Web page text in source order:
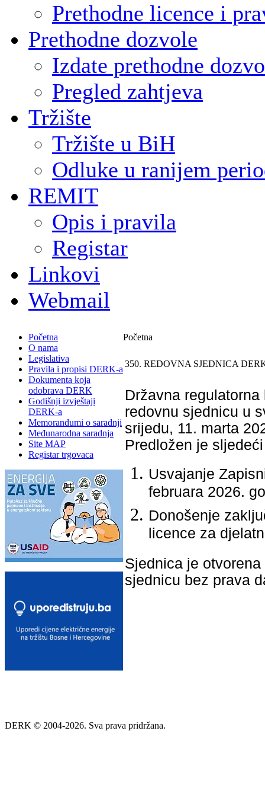
Prethodne licence i
Prethodne dozvole
Izdate prethodne
Pregled zahtjeva
Tržište
Tržište u BiH
Odluke u ranijem
REMIT
Opis i pravila
Registar
Linkovi
Webmail
Početna
O nama
Legislativa
Pravila i propisi DERK-a
Dokumenta koja
odobrava DERK
Godišnji izvještaji
DERK-a
Memorandumi o saradnji
Međunarodna saradnja
Site MAP
Registar trgovaca
Početna
350. REDOVNA SJEDNICA
Državna
redovnu sjednicu u
srijedu, 11. marta
Predložen je
Usvajanje
februara 2026.
Donošenje
licence za
Sjednica je
sjednicu bez prava
DERK © 2004-2026. Sva prava pridržana.